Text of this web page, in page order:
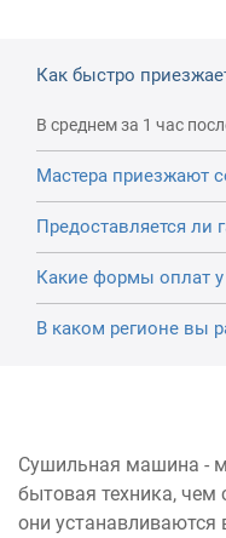
Как быстро
В среднем за 1 час
Мастера приезжают
Предоставляется ли
Какие формы оплат у
В каком регионе вы
Сушильная машина -
бытовая техника, чем
они устанавливаются